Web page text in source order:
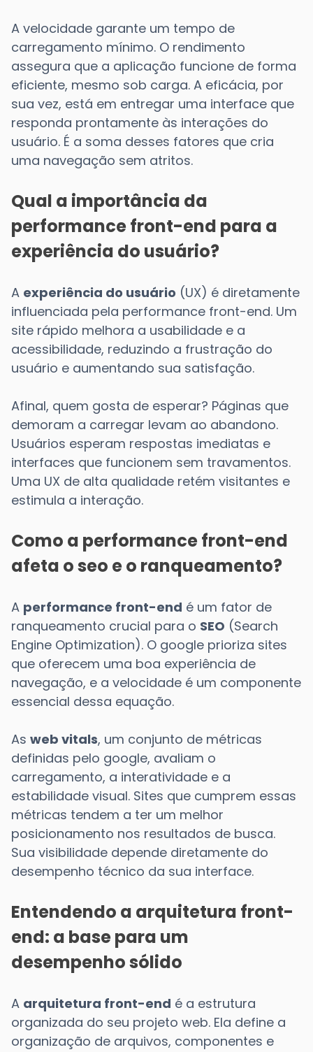
A velocidade garante um tempo de
carregamento mínimo. O rendimento
assegura que a aplicação funcione de forma
eficiente, mesmo sob carga. A eficácia, por
sua vez, está em entregar uma interface que
responda prontamente às interações do
usuário. É a soma desses fatores que cria
uma navegação sem atritos.
Qual a importância da
performance front-end para a
experiência do usuário?
A experiência do usuário (UX) é diretamente
influenciada pela performance front-end. Um
site rápido melhora a usabilidade e a
acessibilidade, reduzindo a frustração do
usuário e aumentando sua satisfação.
Afinal, quem gosta de esperar? Páginas que
demoram a carregar levam ao abandono.
Usuários esperam respostas imediatas e
interfaces que funcionem sem travamentos.
Uma UX de alta qualidade retém visitantes e
estimula a interação.
Como a performance front-end
afeta o seo e o ranqueamento?
A performance front-end é um fator de
ranqueamento crucial para o SEO (Search
Engine Optimization). O google prioriza sites
que oferecem uma boa experiência de
navegação, e a velocidade é um componente
essencial dessa equação.
As web vitals, um conjunto de métricas
definidas pelo google, avaliam o
carregamento, a interatividade e a
estabilidade visual. Sites que cumprem essas
métricas tendem a ter um melhor
posicionamento nos resultados de busca.
Sua visibilidade depende diretamente do
desempenho técnico da sua interface.
Entendendo a arquitetura front-
end: a base para um
desempenho sólido
A arquitetura front-end é a estrutura
organizada do seu projeto web. Ela define a
organização de arquivos, componentes e